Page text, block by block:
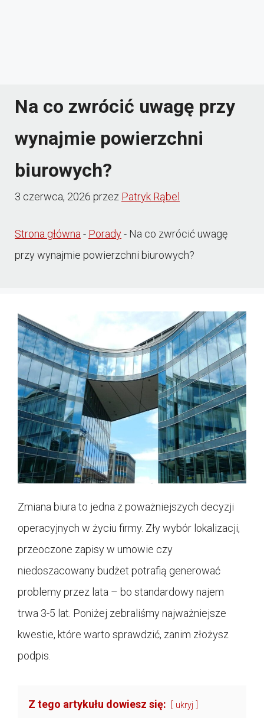
Na co zwrócić uwagę przy
wynajmie powierzchni
biurowych?
3 czerwca, 2026 przez Patryk Rąbel
Strona główna- Porady- Na co zwrócić uwagę
przy wynajmie powierzchni biurowych?
Zmiana biura to jedna z poważniejszych decyzji
operacyjnych w życiu firmy. Zły wybór lokalizacji,
przeoczone zapisy w umowie czy
niedoszacowany budżet potrafią generować
problemy przez lata – bo standardowy najem
trwa 3-5 lat. Poniżej zebraliśmy najważniejsze
kwestie, które warto sprawdzić, zanim złożysz
podpis.
Z tego artykułu dowiesz się: ukryj